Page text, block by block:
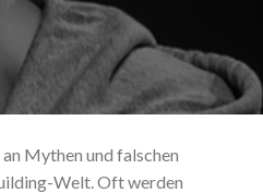
Mythen und falschen
Welt. Oft werden